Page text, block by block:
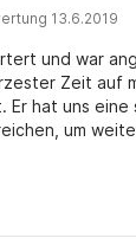
13.6.2019
und war
Zeit
hat uns eine
um
seine